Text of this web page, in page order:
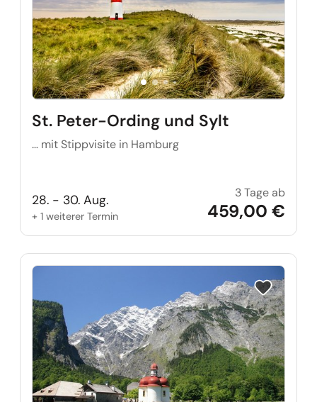
St. Peter-Ording und Sylt
… mit Stippvisite in Hamburg
28. - 30. Aug.
+ 1 weiterer Termin
St.
3 Tage ab
459,00 €
Reise auf